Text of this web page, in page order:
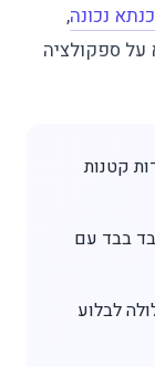
נכונה,
על ספקולציה
4.5%–5.5% — ירידות קטנות
בד בבד עם
לבלוע